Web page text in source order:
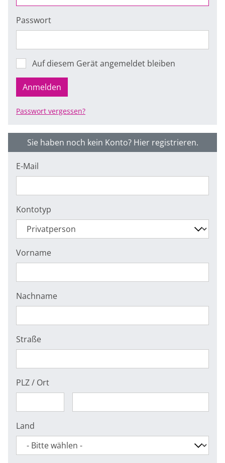
Passwort
Auf diesem Gerät angemeldet bleiben
Anmelden
Passwort vergessen?
Sie haben noch kein Konto? Hier registrieren.
E-Mail
Kontotyp
Vorname
Nachname
Straße
PLZ / Ort
Land